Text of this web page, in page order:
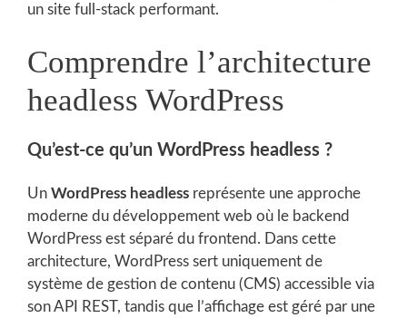
un site full-stack performant.
Comprendre l’architecture
headless WordPress
Qu’est-ce qu’un WordPress headless ?
Un WordPress headless représente une approche
moderne du développement web où le backend
WordPress est séparé du frontend. Dans cette
architecture, WordPress sert uniquement de
système de gestion de contenu (CMS) accessible via
son API REST, tandis que l’affichage est géré par une